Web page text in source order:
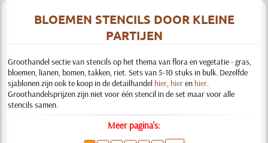
BLOEMEN STENCILS DOOR KLEINE
PARTIJEN
Groothandel sectie van stencils op het thema van flora en vegetatie - gras,
bloemen, lianen, bomen, takken, riet. Sets van 5-10 stuks in bulk. Dezelfde
sjablonen zijn ook te koop in de detailhandel hier, hieren hier.
Groothandelsprijzen zijn niet voor één stencil in de set maar voor alle
stencils samen.
Meer pagina's: